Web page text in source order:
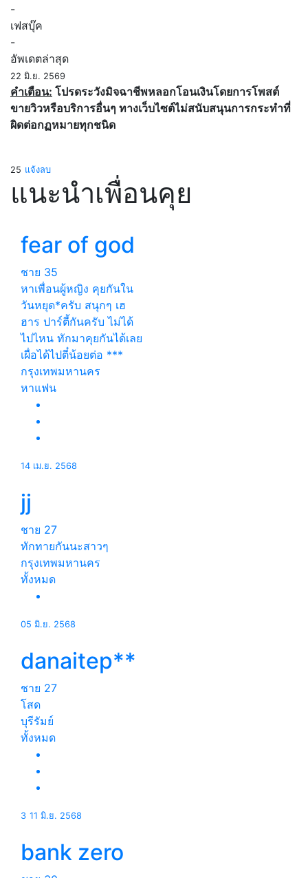
-
เฟสบุ๊ค
-
อัพเดตล่าสุด
22 มิ.ย. 2569
คำเตือน: โปรดระวังมิจฉาชีพหลอกโอนเงินโดยการโพสต์
ขายวิวหรือบริการอื่นๆ ทางเว็บไซต์ไม่สนับสนุนการกระทำที่
ผิดต่อกฏหมายทุกชนิด
25 แจ้งลบ
แนะนำเพื่อนคุย
fear of god
ชาย 35
หาเพื่อนผู้หญิง คุยกันใน
วันหยุด*ครับ สนุกๆ เฮ
ฮาร ปาร์ตี้กันครับ ไม่ได้
ไปไหน ทักมาคุยกันได้เลย
เผื่อได้ไปตี๋น้อยต่อ ***
กรุงเทพมหานคร
หาแฟน
14 เม.ย. 2568
jj
ชาย 27
ทักทายกันนะสาวๆ
กรุงเทพมหานคร
ทั้งหมด
05 มิ.ย. 2568
danaitep**
ชาย 27
โสด
บุรีรัมย์
ทั้งหมด
3 11 มิ.ย. 2568
bank zero